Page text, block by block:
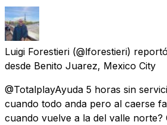
Luigi Forestieri (@lforestieri) reportó
desde Benito Juarez, Mexico City
@TotalplayAyuda 5 horas sin
cuando todo anda pero al caerse
cuando vuelve a la del valle norte?